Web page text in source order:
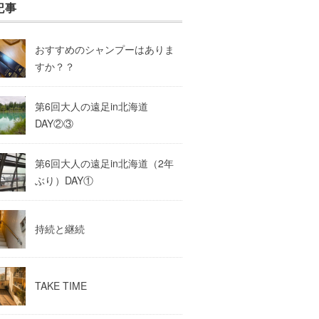
事
おすすめのシャンプーはありま
すか？？
第6回大人の遠足in北海道
DAY②③
第6回大人の遠足in北海道（2年
ぶり）DAY①
持続と継続
TAKE TIME